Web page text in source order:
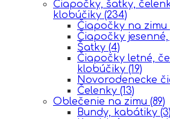
Čiapočky, šatky,
klobúčiky (234)
Čiapočky na zimu
Čiapočky
Šatky (4)
Čiapočky letné,
klobúčiky (19)
Novorodenecke
Čelenky (13)
Oblečenie na zimu (89)
Bundy, kabátiky (3)